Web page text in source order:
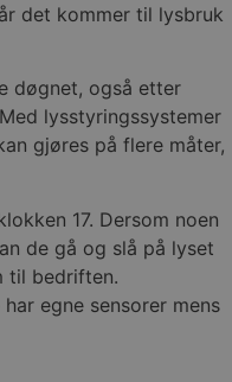
det kommer til lysbruk
døgnet, også etter
lysstyringssystemer
gjøres på flere måter,
17. Dersom noen
de gå og slå på lyset
til bedriften.
egne sensorer mens